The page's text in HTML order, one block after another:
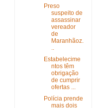
Preso
suspeito de
assassinar
vereador
de
Maranhãoz.
..
Estabelecime
ntos têm
obrigação
de cumprir
ofertas ...
Polícia prende
mais dois